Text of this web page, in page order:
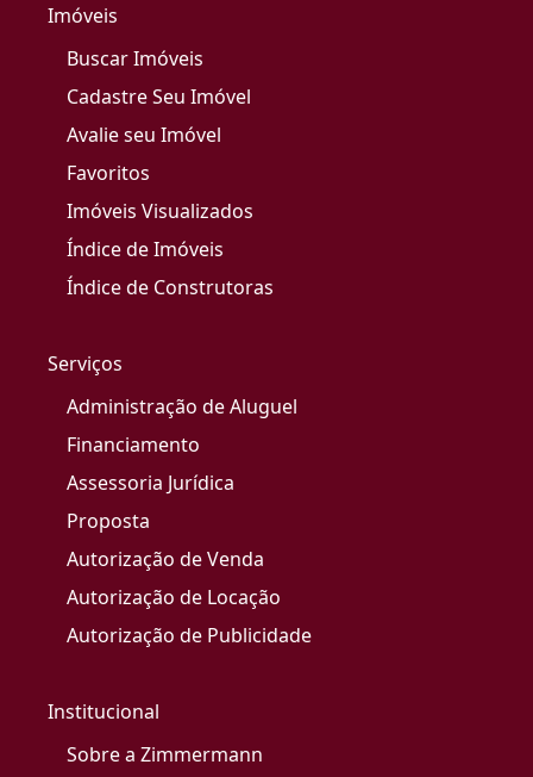
Imóveis
Buscar Imóveis
Cadastre Seu Imóvel
Avalie seu Imóvel
Favoritos
Imóveis Visualizados
Índice de Imóveis
Índice de Construtoras
Serviços
Administração de Aluguel
Financiamento
Assessoria Jurídica
Proposta
Autorização de Venda
Autorização de Locação
Autorização de Publicidade
Institucional
Sobre a Zimmermann